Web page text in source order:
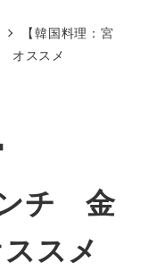
【韓国料理：宮
オススメ
チ 金
スメ